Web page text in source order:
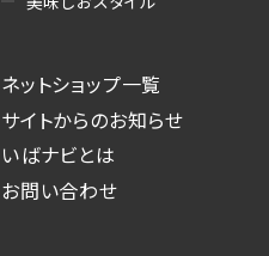
ネットショップ一覧
サイトからのお知らせ
いばナビとは
お問い合わせ